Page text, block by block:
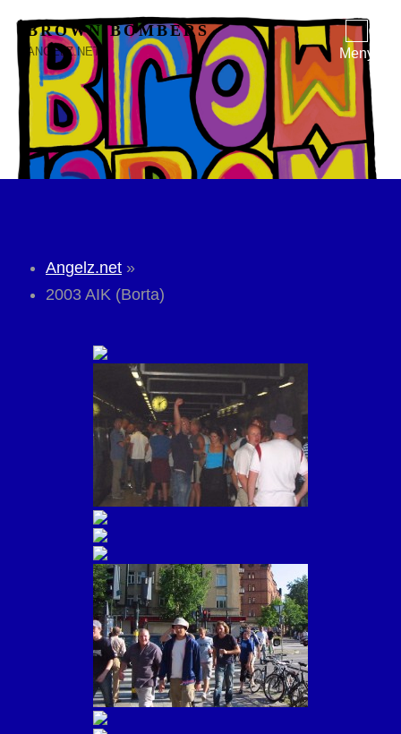
BROWN BOMBERS
ANGELZ.NET Meny
Angelz.net »
2003 AIK (Borta)